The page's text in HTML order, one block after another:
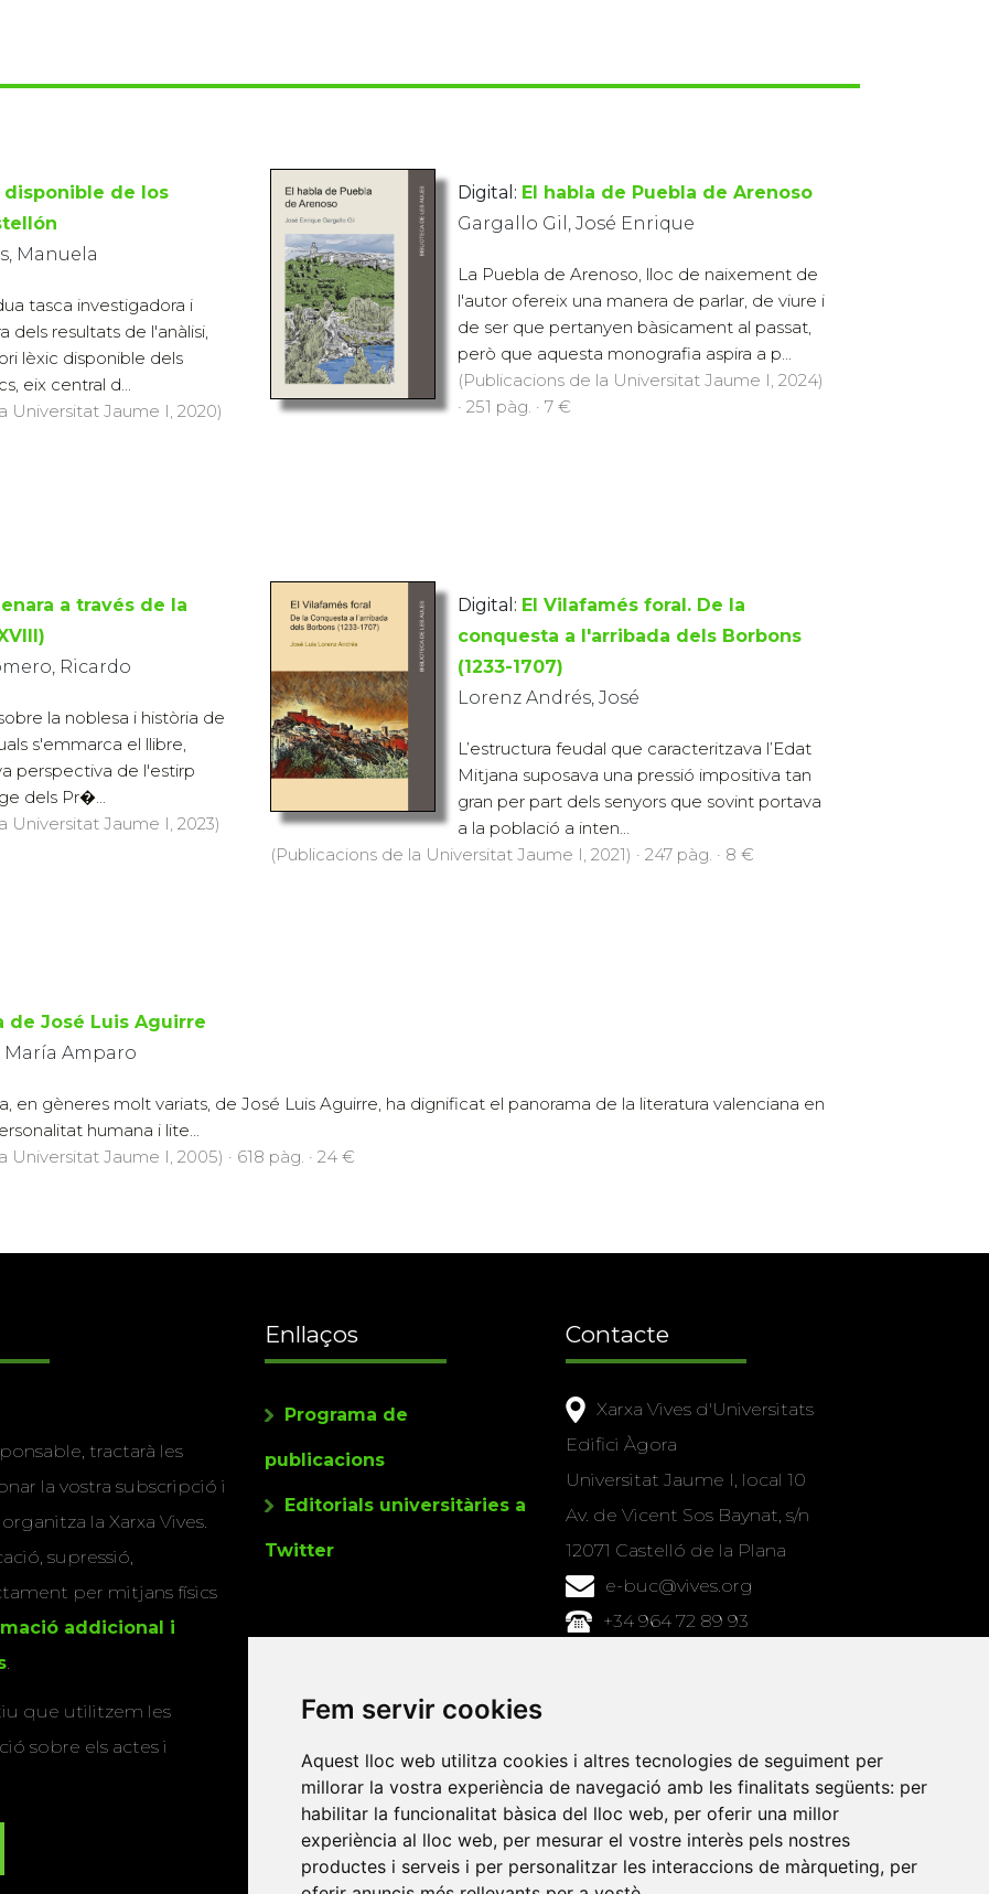
Fem servir cookies
Aquest lloc web utilitza cookies i altres tecnologies de seguiment per
millorar la vostra experiència de navegació amb les finalitats següents: per
habilitar la funcionalitat bàsica del lloc web, per oferir una millor
experiència al lloc web, per mesurar el vostre interès pels nostres
productes i serveis i per personalitzar les interaccions de màrqueting, per
disponible de los
Manuela
tasca investigadora i
dels resultats de l'anàlisi,
lèxic disponible dels
eix central d...
Universitat Jaume I, 2020)
Digital: El habla de Puebla de Arenoso
Gargallo Gil, José Enrique
La Puebla de Arenoso, lloc de naixement de
l'autor ofereix una manera de parlar, de viure i
de ser que pertanyen bàsicament al passat,
però que aquesta monografia aspira a p...
(Publicacions de la Universitat Jaume I, 2024)
· 251 pàg. · 7 €
a través de la
Ricardo
la noblesa i història de
s'emmarca el llibre,
perspectiva de l'estirp
dels Pr�...
Universitat Jaume I, 2023)
Digital: El Vilafamés foral. De la
conquesta a l'arribada dels Borbons
(1233-1707)
Lorenz Andrés, José
L’estructura feudal que caracteritzava l’Edat
Mitjana suposava una pressió impositiva tan
gran per part dels senyors que sovint portava
a la població a inten...
(Publicacions de la Universitat Jaume I, 2021) · 247 pàg. · 8 €
de José Luis Aguirre
María Amparo
en gèneres molt variats, de José Luis Aguirre, ha dignificat el panorama de la literatura valenciana en
humana i lite...
Universitat Jaume I, 2005) · 618 pàg. · 24 €
tractarà les
la vostra subscripció i
la Xarxa Vives.
supressió,
per mitjans físics
addicional i
que utilitzem les
sobre els actes i
Enllaços
Programa de
publicacions
Editorials universitàries a
Twitter
Contacte
Xarxa Vives d'Universitats
Edifici Àgora
Universitat Jaume I, local 10
Av. de Vicent Sos Baynat, s/n
12071 Castelló de la Plana
e-buc@vives.org
+34 964 72 89 93